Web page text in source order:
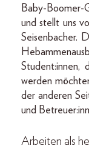
Baby-
und stellt uns
Seisenbacher.
Student:innen,
werden
der anderen
und
Arbeiten als